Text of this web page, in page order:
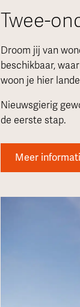
Twee-
Droom jij van
beschikbaar,
woon je hier
Nieuwsgierig
de eerste stap.
Meer